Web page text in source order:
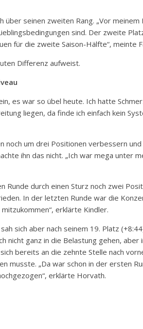
über seinen zweiten Rang. „Vor meinem
sind. Der zweite
für die zweite Saison-Hälfte“, meinte
Differenz aufweist.
es war so übel heute. Ich hatte
liegen, da finde ich einfach kein
noch um drei Positionen verbessern
ihn das nicht. „Ich war mega unter
Runde durch einen Sturz noch zwei
In der letzten Runde war die
erklärte Kindler.
sich aber nach seinem 19. Platz
nicht ganz in die Belastung gehen, aber
bereits an die zehnte Stelle nach
musste. „Da war schon in der ersten
erklärte Horvath.